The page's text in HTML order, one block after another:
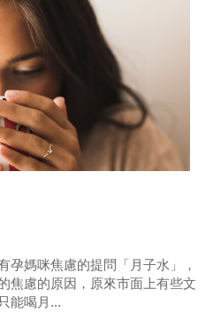
孕媽咪焦慮的提問「月子水」，
焦慮的原因，原來市面上有些文
能喝月...